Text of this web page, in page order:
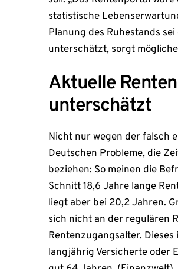
statistische
Planung des Ruhestands
unterschätzt, sorgt
Aktuelle
unterschätzt
Nicht nur wegen der falsch
Deutschen Probleme, die
beziehen: So meinen die
Schnitt 18,6 Jahre lange
liegt aber bei 20,2 Jahren.
sich nicht an der regulären
Rentenzugangsalter.
langjährig Versicherte oder